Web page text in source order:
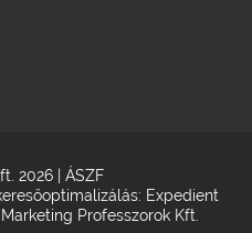
2026 | ÁSZF
: Expedient
Marketing Professzorok Kft.